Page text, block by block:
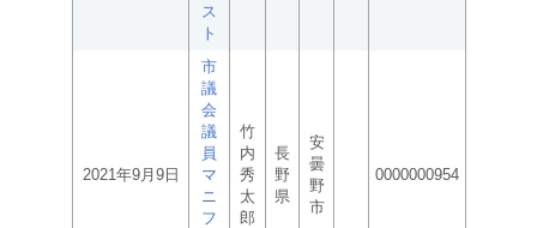
ス
ト
2021年9月9日
市
議
会
議
員
マ
ニ
フ
竹
内
秀
太
郎
長
野
県
安
曇
野
市
0000000954